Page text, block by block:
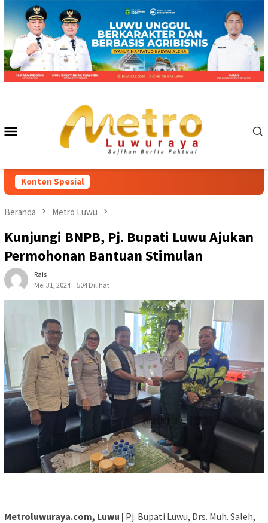
Loncat
ke
konten
Mobile
Konten Spesial
Beranda Metro Luwu
Kunjungi BNPB, Pj. Bupati Luwu Ajukan
Permohonan Bantuan Stimulan
Rais
Mei 31, 2024
504 Dilihat
Metroluwuraya.com, Luwu | Pj. Bupati Luwu, Drs. Muh. Saleh,